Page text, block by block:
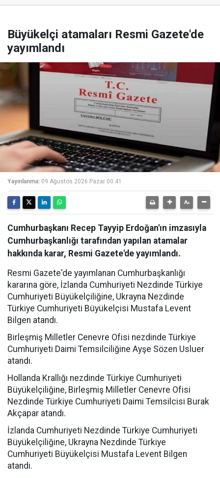
Büyükelçi atamaları Resmi Gazete'de
yayımlandı
Yayınlanma: 09 Ağustos 2026 Pazar 00:41
Cumhurbaşkanı Recep Tayyip Erdoğan'ın imzasıyla
Cumhurbaşkanlığı tarafından yapılan atamalar
hakkında karar, Resmi Gazete'de yayımlandı.
Resmi Gazete'de yayımlanan Cumhurbaşkanlığı
kararına göre, İzlanda Cumhuriyeti Nezdinde Türkiye
Cumhuriyeti Büyükelçiliğine, Ukrayna Nezdinde
Türkiye Cumhuriyeti Büyükelçisi Mustafa Levent
Bilgen atandı.
Birleşmiş Milletler Cenevre Ofisi nezdinde Türkiye
Cumhuriyeti Daimi Temsilciliğine Ayşe Sözen Usluer
atandı.
Hollanda Krallığı nezdinde Türkiye Cumhuriyeti
Büyükelçiliğine, Birleşmiş Milletler Cenevre Ofisi
Nezdinde Türkiye Cumhuriyeti Daimi Temsilcisi Burak
Akçapar atandı.
İzlanda Cumhuriyeti Nezdinde Türkiye Cumhuriyeti
Büyükelçiliğine, Ukrayna Nezdinde Türkiye
Cumhuriyeti Büyükelçisi Mustafa Levent Bilgen
atandı.